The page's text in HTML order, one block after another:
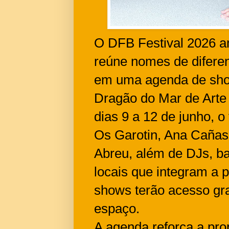
O DFB Festival 2026
reúne nomes de
em uma agenda de
Dragão do Mar de
dias 9 a 12 de junho,
Os Garotin, Ana
Abreu, além de DJs,
locais que integram a
shows terão acesso
espaço.